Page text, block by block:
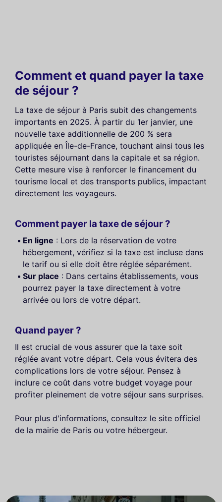
Comment et quand payer la taxe
de séjour ?
La taxe de séjour à Paris subit des changements
importants en 2025. À partir du 1er janvier, une
nouvelle taxe additionnelle de 200 % sera
appliquée en Île-de-France, touchant ainsi tous les
touristes séjournant dans la capitale et sa région.
Cette mesure vise à renforcer le financement du
tourisme local et des transports publics, impactant
directement les voyageurs.
Comment payer la taxe de séjour ?
En ligne : Lors de la réservation de votre
hébergement, vérifiez si la taxe est incluse dans
le tarif ou si elle doit être réglée séparément.
Sur place : Dans certains établissements, vous
pourrez payer la taxe directement à votre
arrivée ou lors de votre départ.
Quand payer ?
Il est crucial de vous assurer que la taxe soit
réglée avant votre départ. Cela vous évitera des
complications lors de votre séjour. Pensez à
inclure ce coût dans votre budget voyage pour
profiter pleinement de votre séjour sans surprises.
Pour plus d'informations, consultez le site officiel
de la mairie de Paris ou votre hébergeur.